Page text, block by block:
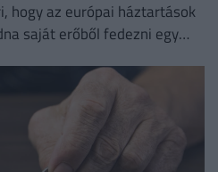
hogy az európai háztartások
saját erőből fedezni egy